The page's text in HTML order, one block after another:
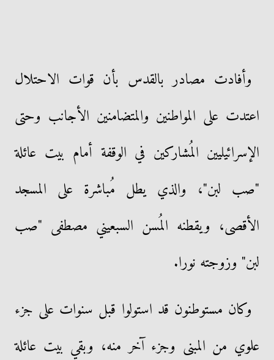
وأفادت مصادر بالقدس بأن قوات الاحتلال
اعتدت على المواطنين والمتضامنين الأجانب وحتى
الإسرائيليين المُشاركين في الوقفة أمام بيت عائلة
"صب لبن"، والذي يطل مُباشرة على المسجد
الأقصى، ويقطنه المُسن السبعيني مصطفى "صب
لبن" وزوجته نورا.
وكان مستوطنون قد استولوا قبل سنوات على جزء
علوي من المبنى وجزء آخر منه، وبقي بيت عائلة